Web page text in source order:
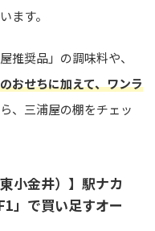
ます。
推奨品」の調味料や、
おせちに加えて、ワンラ
、三浦屋の棚をチェッ
小金井）】駅ナカ
」で買い足すオー